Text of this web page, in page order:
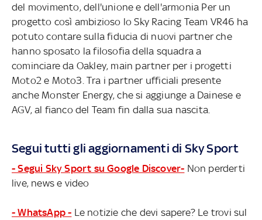
del movimento, dell'unione e dell'armonia Per un
progetto così ambizioso lo Sky Racing Team VR46 ha
potuto contare sulla fiducia di nuovi partner che
hanno sposato la filosofia della squadra a
cominciare da Oakley, main partner per i progetti
Moto2 e Moto3. Tra i partner ufficiali presente
anche Monster Energy, che si aggiunge a Dainese e
AGV, al fianco del Team fin dalla sua nascita.
Segui tutti gli aggiornamenti di Sky Sport
- Segui Sky Sport su Google Discover- Non perderti
live, news e video
- WhatsApp - Le notizie che devi sapere? Le trovi sul